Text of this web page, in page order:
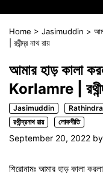
Home > Jasimuddin >
| রথীন্দ্র নাথ রায়
আমার হাড় কালা
Korlamre |
Jasimuddin
রথীন্দ্রনাথ রায়
লোকগীতি
September 20, 2022 by
শিরোনামঃ আমার হাড় কালা